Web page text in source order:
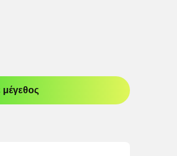
ή να εγγραφείτε ως μέλος
μέγεθος